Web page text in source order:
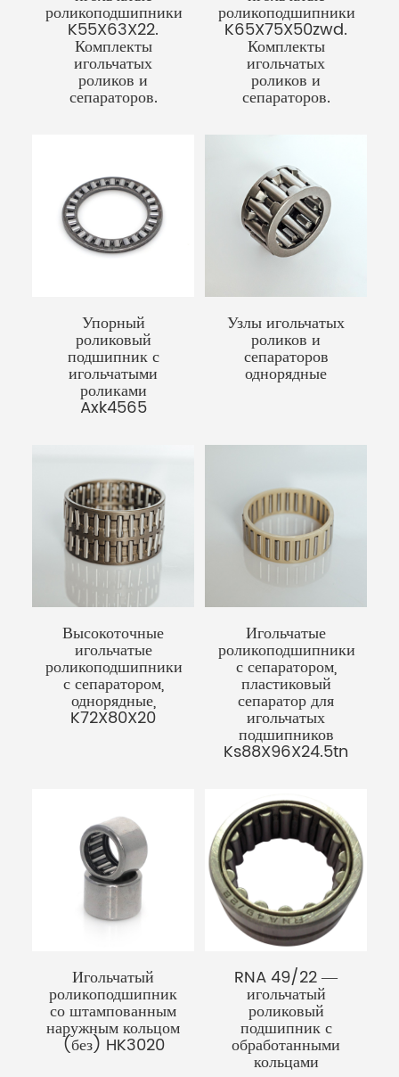
роликоподшипники
K55X63X22.
Комплекты
игольчатых
роликов и
сепараторов.
роликоподшипники
K65X75X50zwd.
Комплекты
игольчатых
роликов и
сепараторов.
Упорный
роликовый
подшипник с
игольчатыми
роликами
Axk4565
Узлы игольчатых
роликов и
сепараторов
однорядные
Высокоточные
игольчатые
роликоподшипники
с сепаратором,
однорядные,
K72X80X20
Игольчатые
роликоподшипники
с сепаратором,
пластиковый
сепаратор для
игольчатых
подшипников
Ks88X96X24.5tn
Игольчатый
роликоподшипник
со штампованным
наружным кольцом
(без) HK3020
RNA 49/22 —
игольчатый
роликовый
подшипник с
обработанными
кольцами